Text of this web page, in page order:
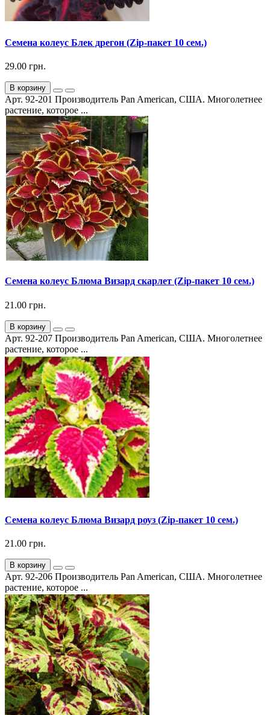
Семена колеус Блек дрегон (Zip-пакет 10 сем.)
29.00 грн.
В корзину
Арт. 92-201 Производитель Pan American, США. Многолетнее
растение, которое ...
Семена колеус Блюма Визард скарлет (Zip-пакет 10 сем.)
21.00 грн.
В корзину
Арт. 92-207 Производитель Pan American, США. Многолетнее
растение, которое ...
Семена колеус Блюма Визард роуз (Zip-пакет 10 сем.)
21.00 грн.
В корзину
Арт. 92-206 Производитель Pan American, США. Многолетнее
растение, которое ...